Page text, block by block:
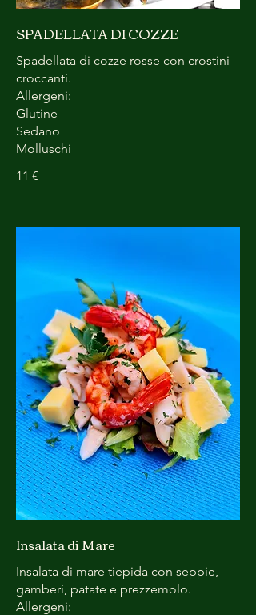
SPADELLATA DI COZZE
Spadellata di cozze rosse con crostini
croccanti.
Allergeni:
Glutine
Sedano
Molluschi
11 €
Insalata di Mare
Insalata di mare tiepida con seppie,
gamberi, patate e prezzemolo.
Allergeni: